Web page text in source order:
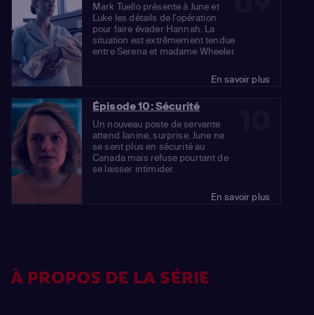
Mark Tuello présente à June et
Luke les détails de l'opération
pour faire évader Hannah. La
situation est extrêmement tendue
entre Serena et madame Wheeler.
En savoir plus
Épisode 10: Sécurité
Un nouveau poste de servante
attend Janine, surprise. June ne
se sent plus en sécurité au
Canada mais refuse pourtant de
se laisser intimider.
En savoir plus
À PROPOS DE LA SÉRIE